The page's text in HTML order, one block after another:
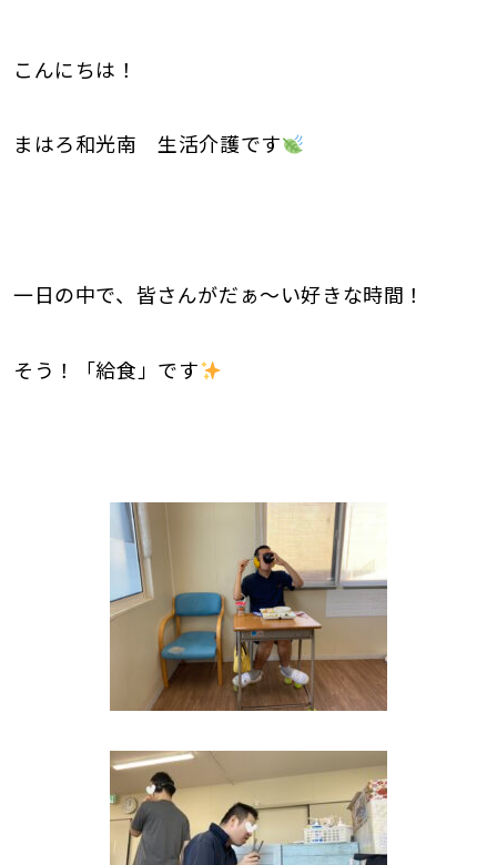
こんにちは！
まはろ和光南 生活介護です
一日の中で、皆さんがだぁ～い好きな時間！
そう！「給食」です